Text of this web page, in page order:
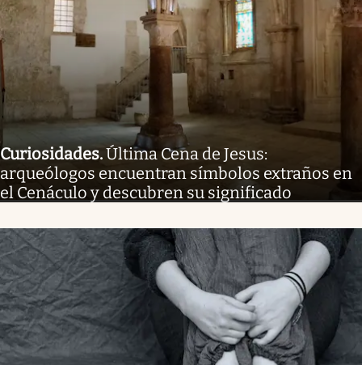
Curiosidades.Última Cena de Jesus:
arqueólogos encuentran símbolos extraños en
el Cenáculo y descubren su significado